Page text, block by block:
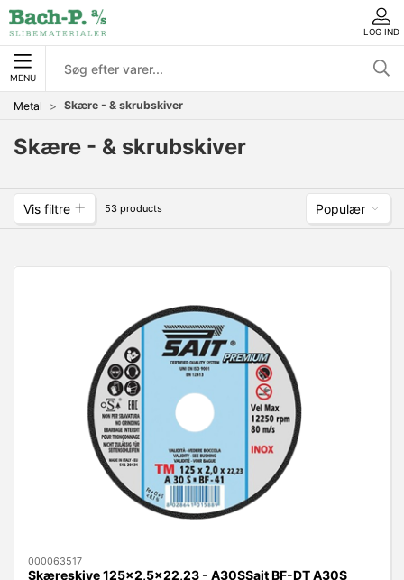
LOG IND
MENU
Metal Skære - & skrubskiver
Skære - & skrubskiver
Vis filtre 53 products Populær
000063517
Skæreskive 125x2,5x22,23 - A30SSait BF-DT A30S